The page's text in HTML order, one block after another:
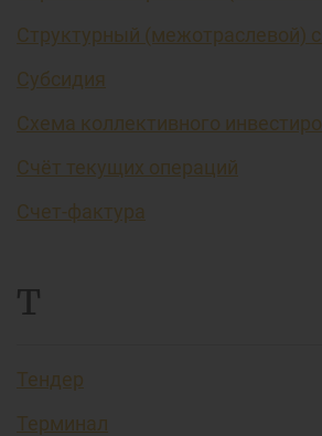
Структурный (межотраслевой)
Субсидия
Схема коллективного
Счёт текущих операций
Счет-фактура
Т
Тендер
Терминал